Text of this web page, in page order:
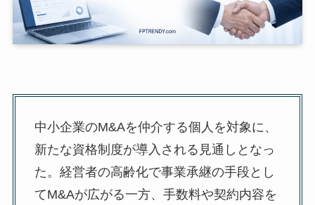
中小企業のM&Aを仲介する個人を対象に、
新たな資格制度が導入される見通しとなっ
た。経営者の高齢化で事業承継の手段とし
てM&Aが広がる一方、手数料や契約内容を